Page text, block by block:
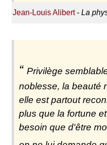
Jean-Louis Alibert- La
Privilège
noblesse, la beauté
elle est partout
plus que la fortune
besoin que d'être